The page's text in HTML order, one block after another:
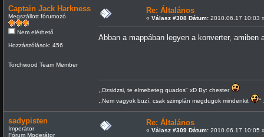
Captain Jack Harkness
Megszállott fórumozó
Nem elérhető
Hozzászólások: 456
Torchwood Team Member
Re: Általános
« Válasz #308 Dátum:2010.06.17 10:03
Abban a mappában legyen a konverter,
,,Dzsidzsi, te elmebeteg quados" xD By: chester
,,Nem vagyok buzí, csak szimplán megdugok mindenkit
"
sadypisten
Imperátor
Fórum Moderátor
Re: Általános
« Válasz #309 Dátum:2010.06.17 10:05